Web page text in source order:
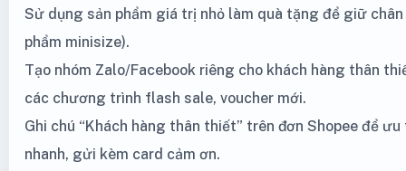
Sử dụng sản phẩm giá trị nhỏ làm quà tặng để giữ
phẩm minisize).
Tạo nhóm Zalo/Facebook riêng cho khách hàng thân
các chương trình flash sale, voucher mới.
Ghi chú “Khách hàng thân thiết” trên đơn Shopee để
nhanh, gửi kèm card cảm ơn.